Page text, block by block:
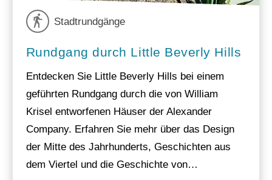
Stadtrundgänge
Rundgang durch Little Beverly Hills
Entdecken Sie Little Beverly Hills bei einem
geführten Rundgang durch die von William
Krisel entworfenen Häuser der Alexander
Company. Erfahren Sie mehr über das Design
der Mitte des Jahrhunderts, Geschichten aus
dem Viertel und die Geschichte von…